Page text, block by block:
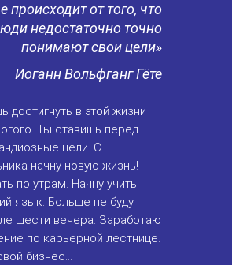
происходит от того, что
недостаточно точно
понимают свои цели»
Иоганн Вольфганг Гёте
достигнуть в этой жизни
Ты ставишь перед
цели. С
начну новую жизнь!
по утрам. Начну учить
язык. Больше не буду
шести вечера. Заработаю
по карьерной лестнице.
бизнес...